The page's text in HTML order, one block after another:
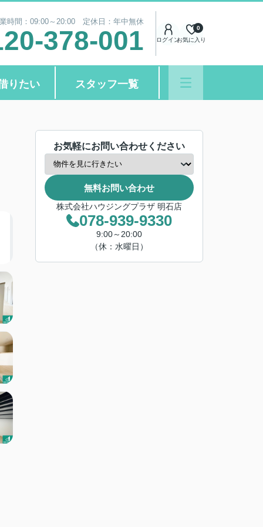
時間：09:00～20:00 定休日：年中無休
378-001 ログインお気に入り
0
りたい スタッフ一覧
お気軽にお問い合わせください
無料お問い合わせ
株式会社ハウジングプラザ 明石店
078-939-9330
9:00～20:00
（休：水曜日）